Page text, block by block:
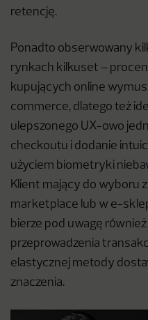
retencję.
Ponadto obserwowany
rynkach kilkuset –
kupujących online
commerce, dlatego też
ulepszonego UX-owo
checkoutu i dodanie
użyciem biometryki
Klient mający do wyboru
marketplace lub w e-
bierze pod uwagę
przeprowadzenia
elastycznej metody
znaczenia.